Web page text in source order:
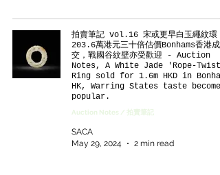
拍賣筆記 vol.16 宋或更早白玉繩紋環
203.6萬港元三十倍估價Bonhams香港成
交，戰國谷紋壁亦受歡迎 - Auction
Notes, A White Jade 'Rope-Twist'
Ring sold for 1.6m HKD in
HK, Warring States taste becomes
popular.
Auction Notes / 拍賣筆記
SACA
May 29, 2024
2 min read